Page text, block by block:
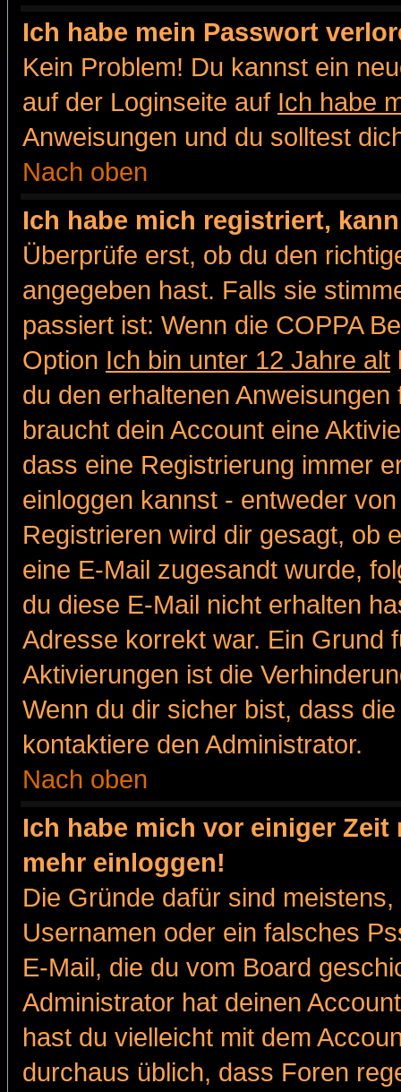
Ich habe mein Passwort
Kein Problem! Du kannst ein
auf der Loginseite auf Ich habe
Anweisungen und du solltest
Nach oben
Ich habe mich registriert,
Überprüfe erst, ob du den
angegeben hast. Falls sie
passiert ist: Wenn die COPPA
Option Ich bin unter 12 Jahre alt
du den erhaltenen
braucht dein Account eine
dass eine Registrierung immer
einloggen kannst - entweder
Registrieren wird dir gesagt, ob
eine E-Mail zugesandt wurde,
du diese E-Mail nicht erhalten
Adresse korrekt war. Ein Grund
Aktivierungen ist die
Wenn du dir sicher bist, dass
kontaktiere den Administrator.
Nach oben
Ich habe mich vor einiger
mehr einloggen!
Die Gründe dafür sind
Usernamen oder ein falsches
E-Mail, die du vom Board
Administrator hat deinen
hast du vielleicht mit dem
durchaus üblich, dass Foren